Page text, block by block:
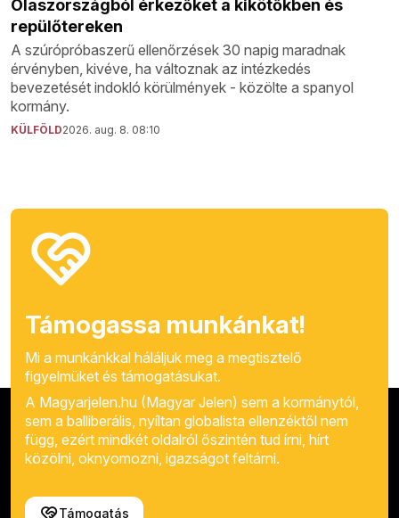
Olaszországból érkezőket a kikötőkben és
repülőtereken
A szúrópróbaszerű ellenőrzések 30 napig maradnak
érvényben, kivéve, ha változnak az intézkedés
bevezetését indokló körülmények - közölte a spanyol
kormány.
KÜLFÖLD2026. aug. 8. 08:10
Támogassa munkánkat!
Mi a munkánkkal háláljuk meg a megtisztelő
figyelmüket és támogatásukat.
A Magyarjelen.hu (Magyar Jelen) sem a kormánytól,
sem a balliberális, nyíltan globalista ellenzéktől nem
függ, ezért mindkét oldalról őszintén tud írni, hírt
közölni, oknyomozni, igazságot feltárni.
Támogatás